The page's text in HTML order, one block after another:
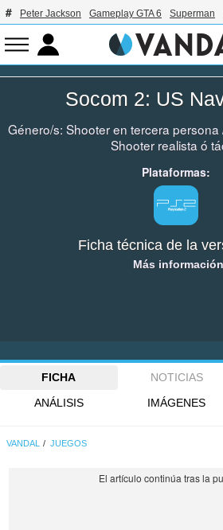
Peter Jackson Gameplay GTA 6 Superman
Socom 2: US
Género/s: Shooter en tercera persona
Shooter realista ó
Plataformas:
Ficha técnica de la
Más información
FICHA NOTICIAS
ANÁLISIS
IMÁGENES
VANDAL JUEGOS